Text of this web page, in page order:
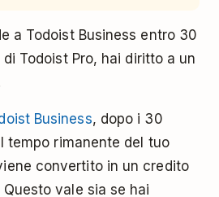
a Todoist Business entro 30
Todoist Pro, hai diritto a un
Business, dopo i 30
tempo rimanente del tuo
convertito in un credito
vale sia se hai